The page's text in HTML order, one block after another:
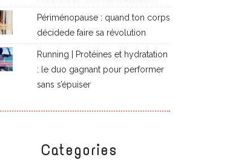
Périménopause : quand ton corps
décidede faire sa révolution
Running | Protéines et hydratation
: le duo gagnant pour performer
sans s’épuiser
Categories